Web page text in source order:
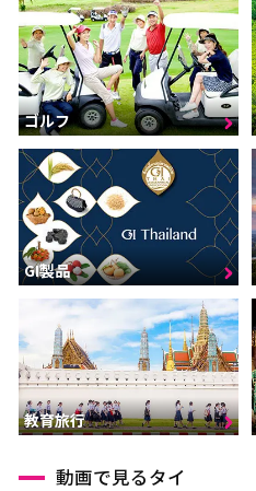
ゴルフ
GI製品
教育旅行
動画で見るタイ